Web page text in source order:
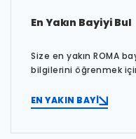
En Yakın Bayiyi Bul
Size en yakın ROMA
bilgilerini öğrenmek
EN YAKIN BAYİ